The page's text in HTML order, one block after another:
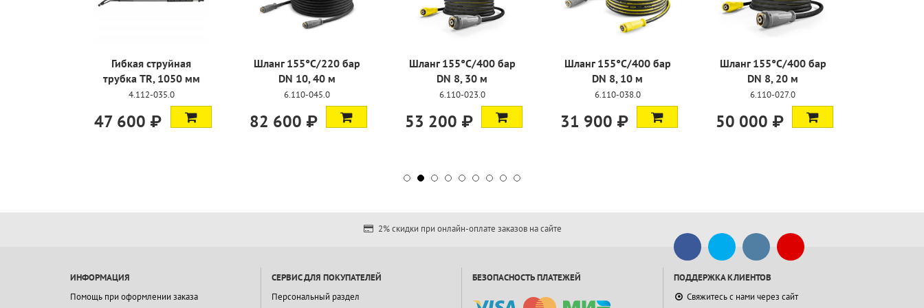
Шланг 155°C/220 бар
DN 10, 40 м
6.110-045.0
82 600 ₽
Шланг 155°C/400 бар
DN 8, 30 м
6.110-023.0
53 200 ₽
Шланг 155°C/400 бар
DN 8, 10 м
6.110-038.0
31 900 ₽
Шланг 155°C/400 бар
DN 8, 20 м
6.110-027.0
50 000 ₽
Фреза для промывки
труб, D21/040
4.765-001.0
25 600 ₽
2% скидки при онлайн-оплате заказов на сайте
ИНФОРМАЦИЯ
Помощь при оформлении заказа
СЕРВИС ДЛЯ ПОКУПАТЕЛЕЙ
Персональный раздел
БЕЗОПАСНОСТЬ ПЛАТЕЖЕЙ
ПОДДЕРЖКА КЛИЕНТОВ
Свяжитесь с нами через сайт